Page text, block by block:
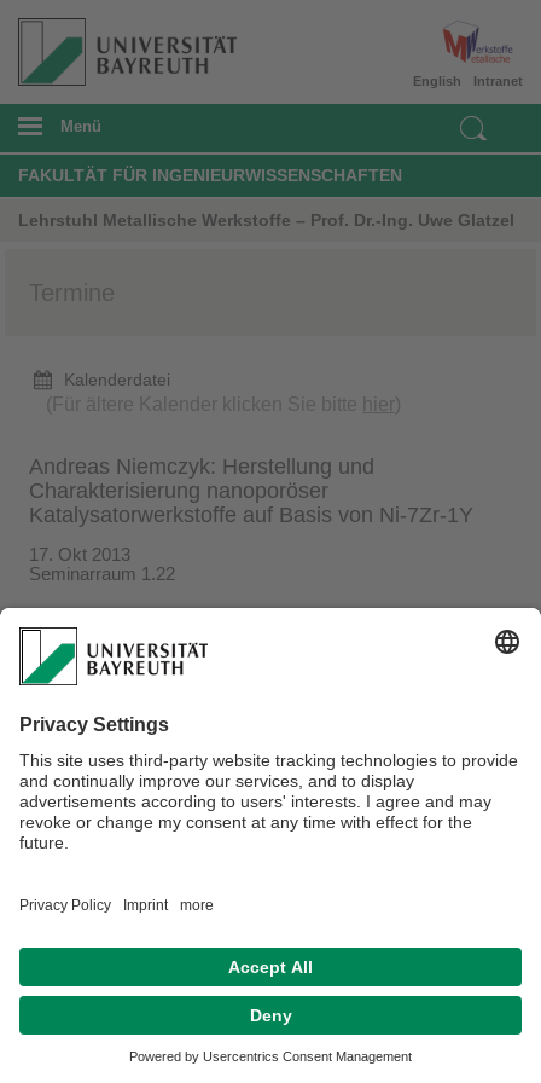
Intranet
English
Menü
FAKULTÄT FÜR INGENIEURWISSENSCHAFTEN
Lehrstuhl Metallische Werkstoffe – Prof. Dr.-Ing. Uwe Glatzel
Termine
Kalenderdatei
(Für ältere Kalender klicken Sie bitte hier)
Andreas Niemczyk: Herstellung und
Charakterisierung nanoporöser
Katalysatorwerkstoffe auf Basis von Ni-7Zr-1Y
17. Okt 2013
Seminarraum 1.22
Verantwortlich für die Redaktion:
Datenschutzerklärung Impressum Hausordnung Sitemap
Barrierefreiheitserklärung